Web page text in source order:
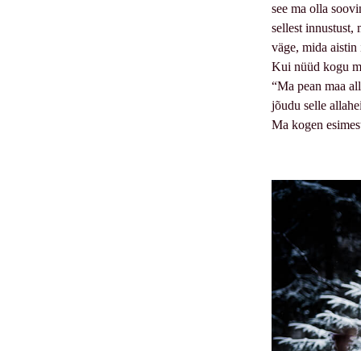
see ma olla
sellest innustust,
väge, mida aistin
Kui nüüd kogu
“Ma pean maa
jõudu selle
Ma kogen